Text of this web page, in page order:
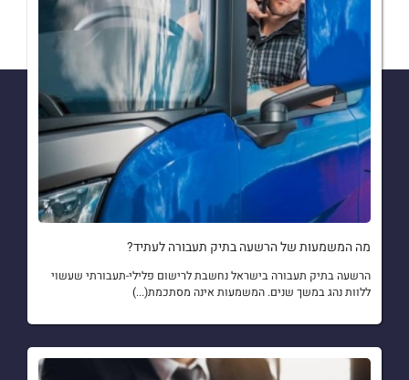
מה המשמעות של הרשעה בתיק תעבורה לעתיד?
הרשעה בתיק תעבורה בישראל נחשבת לרישום פלילי-תעבורתי שעשוי
ללוות נהג במשך שנים. המשמעות אינה מסתכמת(...)